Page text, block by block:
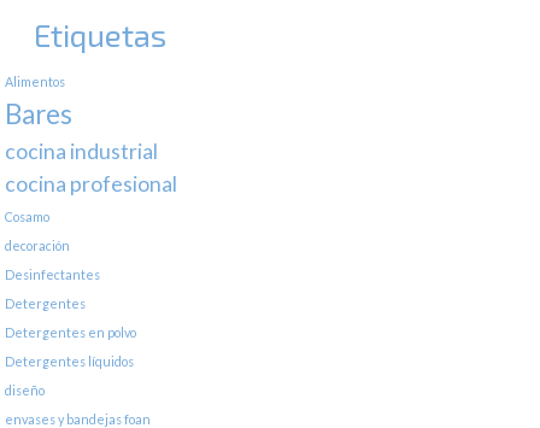
Etiquetas
Alimentos
Bares
cocina industrial
cocina profesional
Cosamo
decoración
Desinfectantes
Detergentes
Detergentes en polvo
Detergentes líquidos
diseño
envases y bandejas foan